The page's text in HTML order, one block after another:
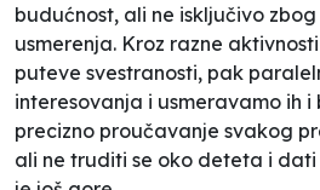
budućnost, ali ne isključivo
usmerenja. Kroz razne
puteve svestranosti, pak
interesovanja i usmeravamo ih i
precizno proučavanje svakog
ali ne truditi se oko deteta i dati